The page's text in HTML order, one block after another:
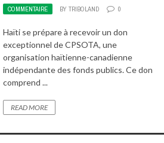
COMMENTAIRE BY TRIBOLAND 0
Haïti se prépare à recevoir un don
exceptionnel de CPSOTA, une
organisation haïtienne-canadienne
indépendante des fonds publics. Ce don
comprend ...
READ MORE